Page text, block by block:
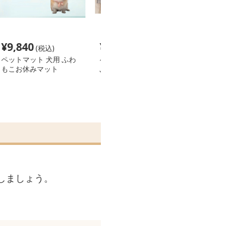
¥9,840(税込)
ペットマット 犬用 ふわ
もこお休みマット
¥
ペットマット 犬用 防水
ふかふか極厚マット
しょう。